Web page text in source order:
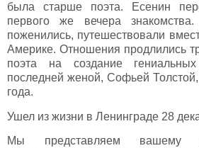
была старше поэта. Есенин
первого же вечера
поженились, путешествовали
Америке. Отношения продлились
поэта на создание
последней женой, Софьей
года.
Ушел из жизни в Ленинграде 28
Мы представляем вашему